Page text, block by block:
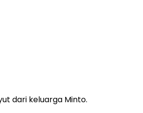
dari keluarga Minto.